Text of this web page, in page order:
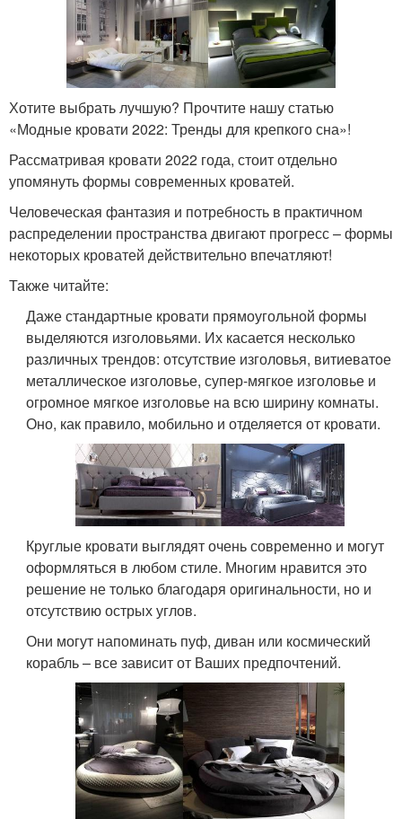
Хотите выбрать лучшую? Прочтите нашу статью
«Модные кровати 2022: Тренды для крепкого сна»!
Рассматривая кровати 2022 года, стоит отдельно
упомянуть формы современных кроватей.
Человеческая фантазия и потребность в практичном
распределении пространства двигают прогресс – формы
некоторых кроватей действительно впечатляют!
Также читайте:
Даже стандартные кровати прямоугольной формы
выделяются изголовьями. Их касается несколько
различных трендов: отсутствие изголовья, витиеватое
металлическое изголовье, супер-мягкое изголовье и
огромное мягкое изголовье на всю ширину комнаты.
Оно, как правило, мобильно и отделяется от кровати.
Круглые кровати выглядят очень современно и могут
оформляться в любом стиле. Многим нравится это
решение не только благодаря оригинальности, но и
отсутствию острых углов.
Они могут напоминать пуф, диван или космический
корабль – все зависит от Ваших предпочтений.